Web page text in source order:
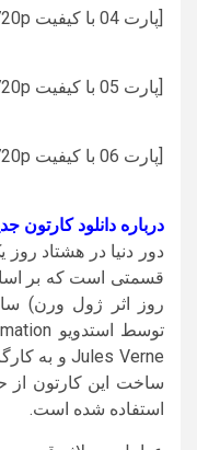
درباره دانلود کارتون
قسمتی است که بر
ساخت این کارتون از
استفاده شده است.